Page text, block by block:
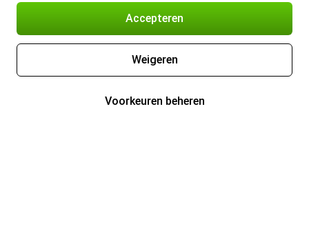
Accepteren
Weigeren
Voorkeuren beheren